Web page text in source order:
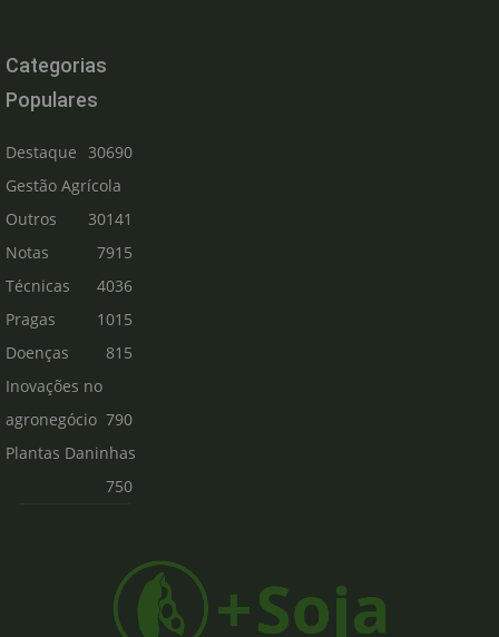
Categorias
Populares
Destaque
30690
Gestão Agrícola
30141
Outros
7915
Notas
Técnicas
4036
Pragas
1015
Doenças
815
Inovações no
agronegócio 790
Plantas Daninhas
750